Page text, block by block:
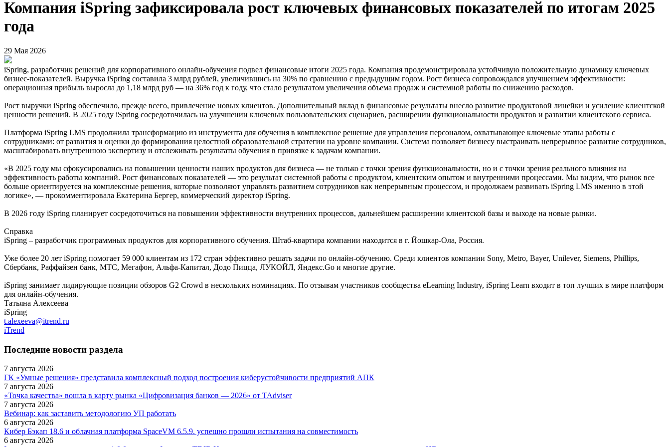
Компания iSpring зафиксировала рост ключевых финансовых показателей по итогам 2025
года
29 Мая 2026
iSpring, разработчик решений для корпоративного онлайн-обучения подвел финансовые итоги 2025 года. Компания продемонстрировала устойчивую положительную динамику ключевых
бизнес-показателей. Выручка iSpring составила 3 млрд рублей, увеличившись на 30% по сравнению с предыдущим годом. Рост бизнеса сопровождался улучшением эффективности:
операционная прибыль выросла до 1,18 млрд руб — на 36% год к году, что стало результатом увеличения объема продаж и системной работы по снижению расходов.
Рост выручки iSpring обеспечило, прежде всего, привлечение новых клиентов. Дополнительный вклад в финансовые результаты внесло развитие продуктовой линейки и усиление клиентской
ценности решений. В 2025 году iSpring сосредоточилась на улучшении ключевых пользовательских сценариев, расширении функциональности продуктов и развитии клиентского сервиса.
Платформа iSpring LMS продолжила трансформацию из инструмента для обучения в комплексное решение для управления персоналом, охватывающее ключевые этапы работы с
сотрудниками: от развития и оценки до формирования целостной образовательной стратегии на уровне компании. Система позволяет бизнесу выстраивать непрерывное развитие сотрудников,
масштабировать внутреннюю экспертизу и отслеживать результаты обучения в привязке к задачам компании.
«В 2025 году мы сфокусировались на повышении ценности наших продуктов для бизнеса — не только с точки зрения функциональности, но и с точки зрения реального влияния на
эффективность работы компаний. Рост финансовых показателей — это результат системной работы с продуктом, клиентским опытом и внутренними процессами. Мы видим, что рынок все
больше ориентируется на комплексные решения, которые позволяют управлять развитием сотрудников как непрерывным процессом, и продолжаем развивать iSpring LMS именно в этой
логике», — прокомментировала Екатерина Бергер, коммерческий директор iSpring.
В 2026 году iSpring планирует сосредоточиться на повышении эффективности внутренних процессов, дальнейшем расширении клиентской базы и выходе на новые рынки.
Справка
iSpring – разработчик программных продуктов для корпоративного обучения. Штаб-квартира компании находится в г. Йошкар-Ола, Россия.
Уже более 20 лет iSpring помогает 59 000 клиентам из 172 стран эффективно решать задачи по онлайн-обучению. Среди клиентов компании Sony, Metro, Bayer, Unilever, Siemens, Phillips,
Сбербанк, Раффайзен банк, МТС, Мегафон, Альфа-Капитал, Додо Пицца, ЛУКОЙЛ, Яндекс.Go и многие другие.
iSpring занимает лидирующие позиции обзоров G2 Crowd в нескольких номинациях. По отзывам участников сообщества eLearning Industry, iSpring Learn входит в топ лучших в мире платформ
для онлайн-обучения.
Татьяна Алексеева
iSpring
t.alexeeva@itrend.ru
iTrend
Последние новости раздела
7 августа 2026
ГК «Умные решения» представила комплексный подход построения киберустойчивости предприятий АПК
7 августа 2026
«Точка качества» вошла в карту рынка «Цифровизация банков — 2026» от TAdviser
7 августа 2026
Вебинар: как заставить методологию УП работать
6 августа 2026
Кибер Бэкап 18.6 и облачная платформа SpaceVM 6.5.9. успешно прошли испытания на совместимость
6 августа 2026